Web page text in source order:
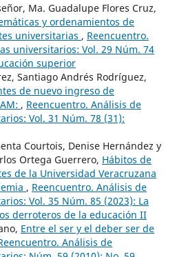
Ma. Guadalupe Flores Cruz,
y ordenamientos de
universitarias , Reencuentro.
universitarios: Vol. 29 Núm. 74
superior
Santiago Andrés Rodríguez,
de nuevo ingreso de
, Reencuentro. Análisis de
Vol. 31 Núm. 78 (31):
Courtois, Denise Hernández y
Ortega Guerrero, Hábitos de
de la Universidad Veracruzana
, Reencuentro. Análisis de
Vol. 35 Núm. 85 (2023): La
derroteros de la educación II
Entre el ser y el deber ser de
Análisis de